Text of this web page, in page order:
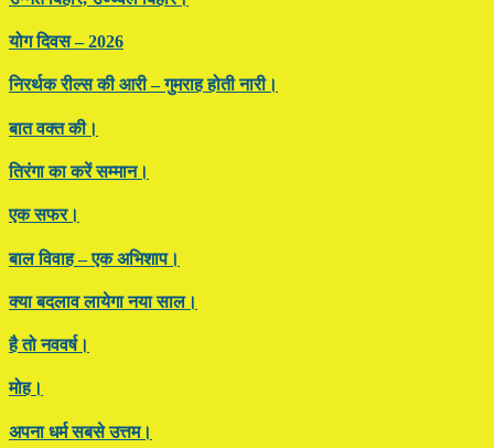
योग दिवस – 2026
निरर्थक रील्स की आरी – गुमराह होती नारी।
बात वक्त की।
तिरंगा का करें सम्मान।
एक सफर।
बाल विवाह – एक अभिशाप।
क्या बदलाव लायेगा नया साल।
है तो नववर्ष।
मोह।
अपना धर्म सबसे उत्तम।